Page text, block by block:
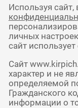
Используя
личных
сайт
Сайт
характер и не
определяемой
Гражданского
информации о